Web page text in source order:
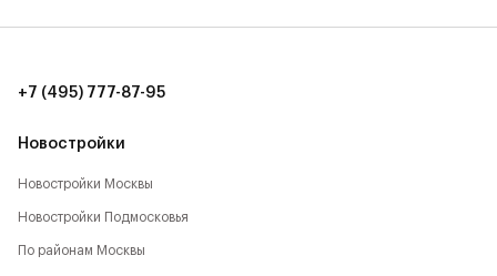
Новостройки
Новостройки Москвы
Новостройки Подмосковья
По районам Москвы
+7 (495) 777-87-95